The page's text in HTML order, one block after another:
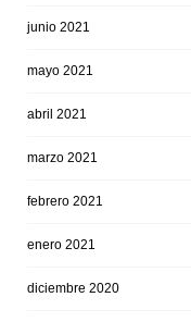
junio 2021
mayo 2021
abril 2021
marzo 2021
febrero 2021
enero 2021
diciembre 2020